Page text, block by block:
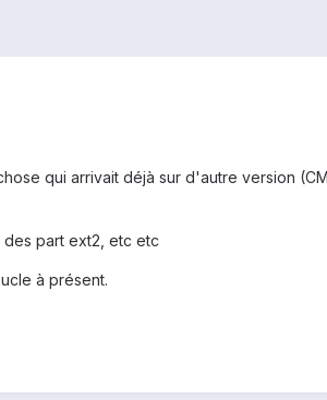
qui arrivait déjà sur d'autre version
part ext2, etc etc
à présent.